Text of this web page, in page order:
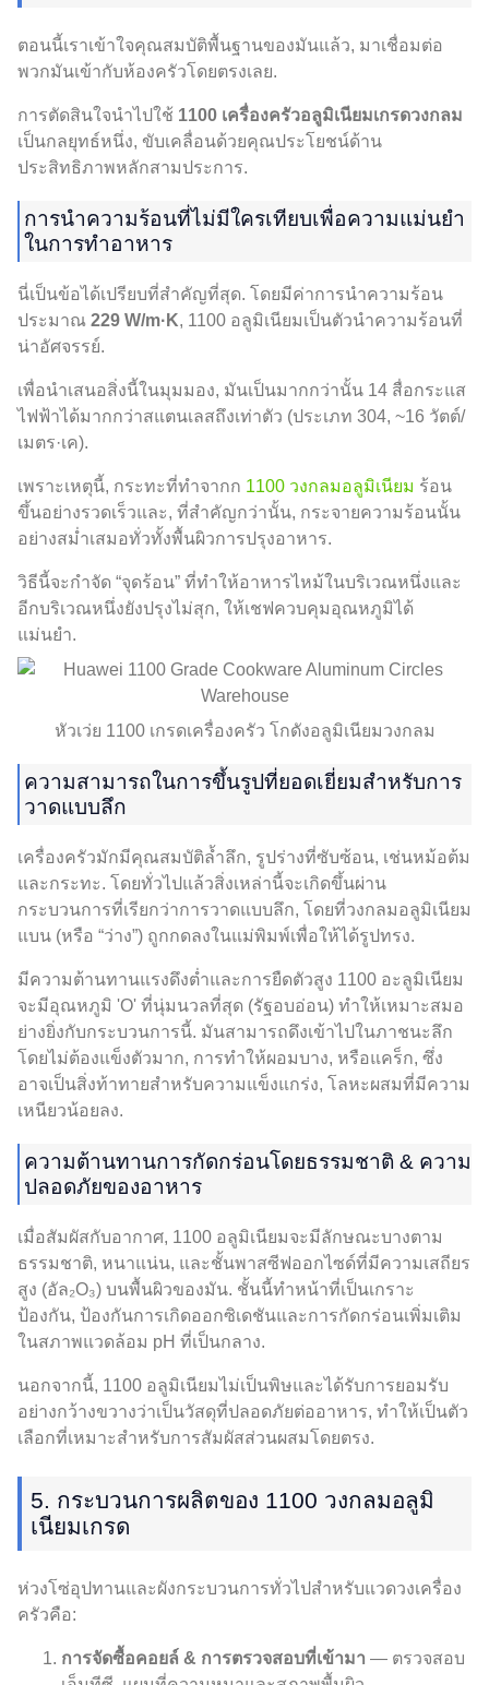
ตอนนี้เราเข้าใจคุณสมบัติพื้นฐานของมันแล้ว, มาเชื่อมต่อ
พวกมันเข้ากับห้องครัวโดยตรงเลย.
การตัดสินใจนำไปใช้ 1100 เครื่องครัวอลูมิเนียมเกรดวงกลม
เป็นกลยุทธ์หนึ่ง, ขับเคลื่อนด้วยคุณประโยชน์ด้าน
ประสิทธิภาพหลักสามประการ.
การนำความร้อนที่ไม่มีใครเทียบเพื่อความแม่นยำ
ในการทำอาหาร
นี่เป็นข้อได้เปรียบที่สำคัญที่สุด. โดยมีค่าการนำความร้อน
ประมาณ 229 W/m·K, 1100 อลูมิเนียมเป็นตัวนำความร้อนที่
น่าอัศจรรย์.
เพื่อนำเสนอสิ่งนี้ในมุมมอง, มันเป็นมากกว่านั้น 14 สื่อกระแส
ไฟฟ้าได้มากกว่าสแตนเลสถึงเท่าตัว (ประเภท 304, ~16 วัตต์/
เมตร·เค).
เพราะเหตุนี้, กระทะที่ทำจากก 1100 วงกลมอลูมิเนียม ร้อน
ขึ้นอย่างรวดเร็วและ, ที่สำคัญกว่านั้น, กระจายความร้อนนั้น
อย่างสม่ำเสมอทั่วทั้งพื้นผิวการปรุงอาหาร.
วิธีนี้จะกำจัด “จุดร้อน” ที่ทำให้อาหารไหม้ในบริเวณหนึ่งและ
อีกบริเวณหนึ่งยังปรุงไม่สุก, ให้เชฟควบคุมอุณหภูมิได้
แม่นยำ.
หัวเว่ย 1100 เกรดเครื่องครัว โกดังอลูมิเนียมวงกลม
ความสามารถในการขึ้นรูปที่ยอดเยี่ยมสำหรับการ
วาดแบบลึก
เครื่องครัวมักมีคุณสมบัติล้ำลึก, รูปร่างที่ซับซ้อน, เช่นหม้อต้ม
และกระทะ. โดยทั่วไปแล้วสิ่งเหล่านี้จะเกิดขึ้นผ่าน
กระบวนการที่เรียกว่าการวาดแบบลึก, โดยที่วงกลมอลูมิเนียม
แบน (หรือ “ว่าง”) ถูกกดลงในแม่พิมพ์เพื่อให้ได้รูปทรง.
มีความต้านทานแรงดึงต่ำและการยืดตัวสูง 1100 อะลูมิเนียม
จะมีอุณหภูมิ 'O' ที่นุ่มนวลที่สุด (รัฐอบอ่อน) ทำให้เหมาะสมอ
ย่างยิ่งกับกระบวนการนี้. มันสามารถดึงเข้าไปในภาชนะลึก
โดยไม่ต้องแข็งตัวมาก, การทำให้ผอมบาง, หรือแคร็ก, ซึ่ง
อาจเป็นสิ่งท้าทายสำหรับความแข็งแกร่ง, โลหะผสมที่มีความ
เหนียวน้อยลง.
ความต้านทานการกัดกร่อนโดยธรรมชาติ & ความ
ปลอดภัยของอาหาร
เมื่อสัมผัสกับอากาศ, 1100 อลูมิเนียมจะมีลักษณะบางตาม
ธรรมชาติ, หนาแน่น, และชั้นพาสซีฟออกไซด์ที่มีความเสถียร
สูง (อัล₂O₃) บนพื้นผิวของมัน. ชั้นนี้ทำหน้าที่เป็นเกราะ
ป้องกัน, ป้องกันการเกิดออกซิเดชันและการกัดกร่อนเพิ่มเติม
ในสภาพแวดล้อม pH ที่เป็นกลาง.
นอกจากนี้, 1100 อลูมิเนียมไม่เป็นพิษและได้รับการยอมรับ
อย่างกว้างขวางว่าเป็นวัสดุที่ปลอดภัยต่ออาหาร, ทำให้เป็นตัว
เลือกที่เหมาะสำหรับการสัมผัสส่วนผสมโดยตรง.
5. กระบวนการผลิตของ 1100 วงกลมอลูมิ
เนียมเกรด
ห่วงโซ่อุปทานและผังกระบวนการทั่วไปสำหรับแวดวงเครื่อง
ครัวคือ:
การจัดซื้อคอยล์ & การตรวจสอบที่เข้ามา — ตรวจสอบ